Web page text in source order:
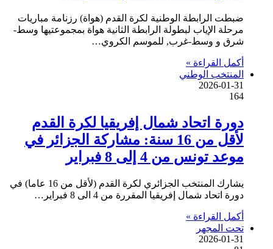
ضبطت الرابطة الوطنية لكرة القدم (هواة) رزنامة مباريات
مرحلة الإياب لبطولة الرابطة الثانية هواة بمجموعتيها وسط-
شرق و وسط-غرب, للموسم الكروي…
أكمل القراءة »
المنتخب الوطني
2026-01-31
164
دورة اتحاد شمال إفريقيا لكرة القدم
لأقل من 16 سنة: مشاركة الجزائر في
موعد تونس من 4 إلى 8 فبراير
يشارك المنتخب الجزائري لكرة القدم (لأقل من 16 عاما) في
دورة اتحاد شمال إفريقيا المقررة من 4 الى 8 فبراير…
أكمل القراءة »
تحت المجهر
2026-01-31